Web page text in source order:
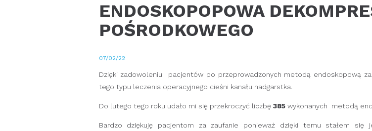
ENDOSKOPOPOWA
POŚRODKOWEGO
07/02/22
Dzięki zadowoleniu pacjentów po przeprowadzonych metodą endoskopową
tego typu leczenia operacyjnego cieśni kanału nadgarstka.
Do lutego tego roku udało mi się przekroczyć liczbę 385wykonanych metodą
Bardzo dziękuję pacjentom za zaufanie ponieważ dzięki temu stałem się